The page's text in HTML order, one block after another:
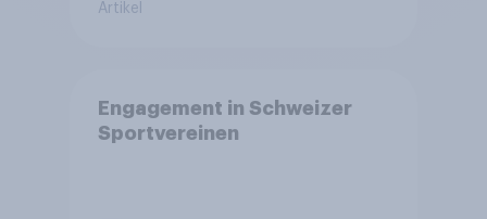
Artikel
Engagement in Schweizer
Sportvereinen